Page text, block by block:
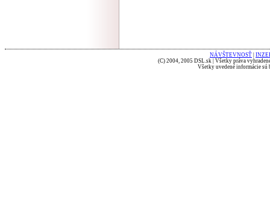
NÁVŠTEVNOSŤ
(C) 2004, 2005 DSL.sk | Všetky práva
Všetky uvedené informácie sú